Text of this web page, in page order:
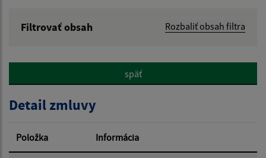
Filtrovať obsah
Rozbaliť obsah filtra
Hľadať v:
späť
Detail zmluvy
Položka Informácia